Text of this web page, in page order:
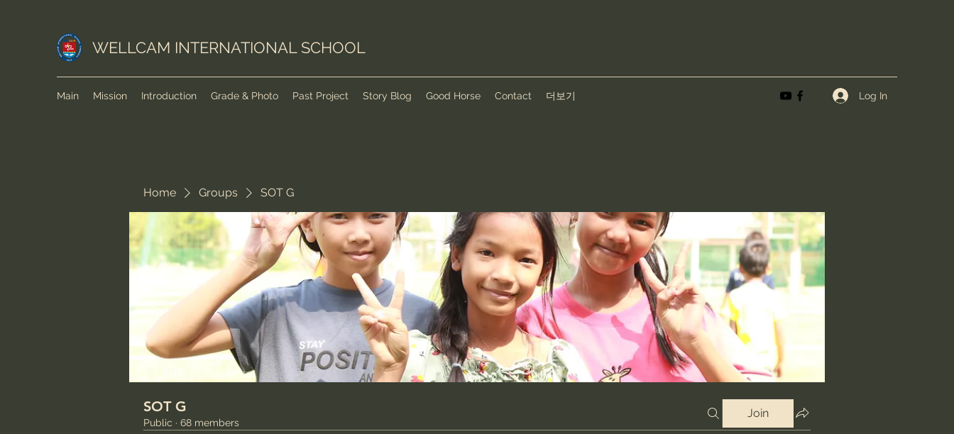
WELLCAM INTERNATIONAL SCHOOL
Main Mission Introduction Grade & Photo Past Project Story Blog Good Horse Contact 더보기 Log In
Home Groups SOT G
SOT G
Public · 68 members
Join